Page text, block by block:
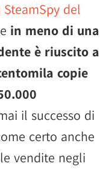
SteamSpy del
in meno di una
è riuscito a
copie
il successo di
certo anche
vendite negli